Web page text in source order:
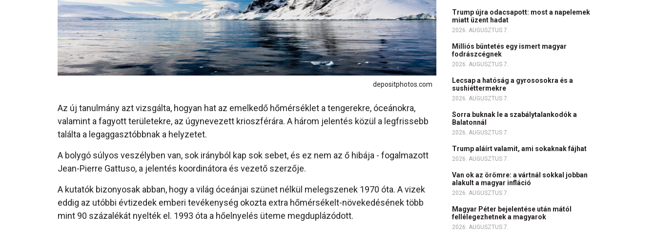
depositphotos.com
Az új tanulmány azt vizsgálta, hogyan hat az emelkedő hőmérséklet a tengerekre, óceánokra,
valamint a fagyott területekre, az úgynevezett krioszférára. A három jelentés közül a legfrissebb
találta a legaggasztóbbnak a helyzetet.
A bolygó súlyos veszélyben van, sok irányból kap sok sebet, és ez nem az ő hibája - fogalmazott
Jean-Pierre Gattuso, a jelentés koordinátora és vezető szerzője.
A kutatók bizonyosak abban, hogy a világ óceánjai szünet nélkül melegszenek 1970 óta. A vizek
eddig az utóbbi évtizedek emberi tevékenység okozta extra hőmérsékelt-növekedésének több
mint 90 százalékát nyelték el. 1993 óta a hőelnyelés üteme megduplázódott.
Trump újra odacsapott: most a napelemek
miatt üzent hadat
2026. AUGUSZTUS 7.
Milliós büntetés egy ismert magyar
fodrászcégnek
2026. AUGUSZTUS 7.
Lecsap a hatóság a gyrososokra és a
sushiéttermekre
2026. AUGUSZTUS 7.
Sorra buknak le a szabálytalankodók a
Balatonnál
2026. AUGUSZTUS 7.
Trump aláírt valamit, ami sokaknak fájhat
2026. AUGUSZTUS 7.
Van ok az örömre: a vártnál sokkal jobban
alakult a magyar infláció
2026. AUGUSZTUS 7.
Magyar Péter bejelentése után mától
fellélegezhetnek a magyarok
2026. AUGUSZTUS 7.